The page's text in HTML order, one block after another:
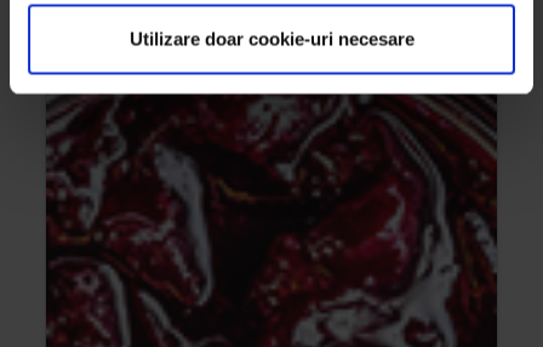
Utilizare doar cookie-uri necesare